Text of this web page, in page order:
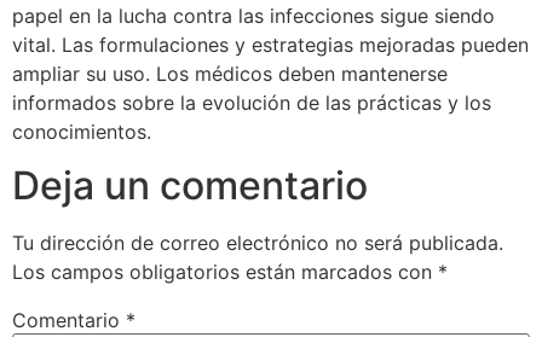
papel en la lucha contra las infecciones sigue siendo
vital. Las formulaciones y estrategias mejoradas pueden
ampliar su uso. Los médicos deben mantenerse
informados sobre la evolución de las prácticas y los
conocimientos.
Deja un comentario
Tu dirección de correo electrónico no será publicada.
Los campos obligatorios están marcados con *
Comentario *